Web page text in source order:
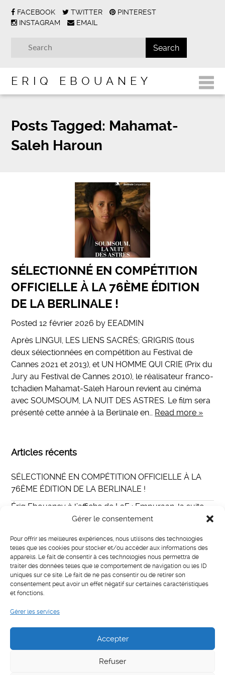
Gérer le consentement
Pour offrir les meilleures expériences, nous utilisons des technologies
telles que les cookies pour stocker et/ou accéder aux informations des
appareils. Le fait de consentir à ces technologies nous permettra de
traiter des données telles que le comportement de navigation ou les ID
uniques sur ce site. Le fait de ne pas consentir ou de retirer son
consentement peut avoir un effet négatif sur certaines caractéristiques
et fonctions.
Gérer les services
Accepter
Refuser
FACEBOOK TWITTER
PINTEREST
INSTAGRAM
EMAIL
ERIQ EBOUANEY
Posts Tagged: Mahamat-
Saleh Haroun
SÉLECTIONNÉ EN COMPÉTITION
OFFICIELLE À LA 76ÈME ÉDITION
DE LA BERLINALE !
Posted12 février 2026 by EEADMIN
Après LINGUI, LES LIENS SACRÉS; GRIGRIS (tous
deux sélectionnées en compétition au Festival de
Cannes 2021 et 2013), et UN HOMME QUI CRIE (Prix du
Jury au Festival de Cannes 2010), le réalisateur franco-
tchadien Mahamat-Saleh Haroun revient au cinéma
avec SOUMSOUM, LA NUIT DES ASTRES. Le film sera
présenté cette année à la Berlinale en… Read more »
Articles récents
SÉLECTIONNÉ EN COMPÉTITION OFFICIELLE À LA
76ÈME ÉDITION DE LA BERLINALE !
Ériq Ebouaney à l’affiche de L2E : Empuraan, la suite
du film indien Lucifer au casting international
Eriq Ebouaney incarne Fallou dans The Walking Dead :
Daryl Dixon
MISTER E PARIS
LIAISON
Catégories